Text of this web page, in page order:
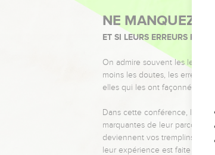
NE MANQUEZ
ET SI LEURS ERREURS
On admire souvent les
moins les doutes, les erreurs
elles qui les ont façonnés.
Dans cette conférence,
marquantes de leur parcours
deviennent vos tremplins.
leur expérience est faite pour